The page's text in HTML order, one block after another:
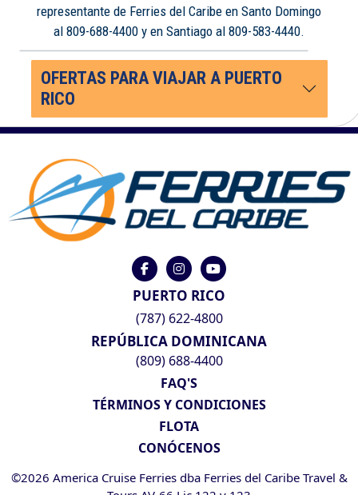
representante de Ferries del Caribe en Santo Domingo
al 809-688-4400 y en Santiago al 809-583-4440.
OFERTAS PARA VIAJAR A PUERTO
RICO
PUERTO RICO
(787) 622-4800
REPÚBLICA DOMINICANA
(809) 688-4400
FAQ'S
TÉRMINOS Y CONDICIONES
FLOTA
CONÓCENOS
©2026 America Cruise Ferries dba Ferries del Caribe Travel &